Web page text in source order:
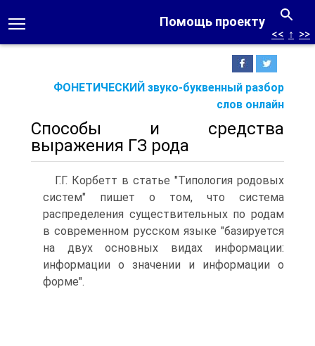
Помощь проекту
ФОНЕТИЧЕСКИЙ звуко-буквенный разбор
слов онлайн
<< ↑ >>
Способы и средства
выражения ГЗ рода
Г.Г. Корбетт в статье "Типология родовых
систем" пишет о том, что система
распределения существительных по родам
в современном русском языке "базируется
на двух основных видах информации:
информации о значении и информации о
форме".